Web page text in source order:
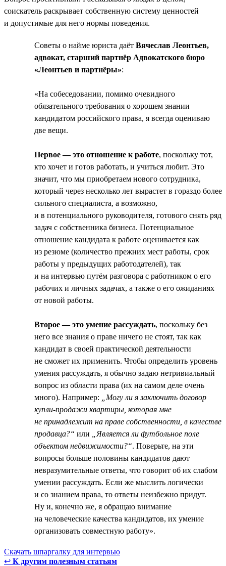
соискатель раскрывает собственную систему ценностей
и допустимые для него нормы поведения.
Советы о найме юриста даёт Вячеслав Леонтьев,
адвокат, старший партнёр Адвокатского бюро
«Леонтьев и партнёры»:
«На собеседовании, помимо очевидного
обязательного требования о хорошем знании
кандидатом российского права, я всегда оцениваю
две вещи.
Первое — это отношение к работе, поскольку тот,
кто хочет и готов работать, и учиться любит. Это
значит, что мы приобретаем нового сотрудника,
который через несколько лет вырастет в гораздо более
сильного специалиста, а возможно,
и в потенциального руководителя, готового снять ряд
задач с собственника бизнеса. Потенциальное
отношение кандидата к работе оценивается как
из резюме (количество прежних мест работы, срок
работы у предыдущих работодателей), так
и на интервью путём разговора с работником о его
рабочих и личных задачах, а также о его ожиданиях
от новой работы.
Второе — это умение рассуждать, поскольку без
него все знания о праве ничего не стоят, так как
кандидат в своей практической деятельности
не сможет их применить. Чтобы определить уровень
умения рассуждать, я обычно задаю нетривиальный
вопрос из области права (их на самом деле очень
много). Например:
„Могу ли я заключить договор
купли-продажи квартиры, которая мне
не принадлежит на праве собственности, в качестве
продавца?“ или
„Является ли футбольное поле
объектом недвижимости?“. Поверьте, на эти
вопросы больше половины кандидатов дают
невразумительные ответы, что говорит об их слабом
умении рассуждать. Если же мыслить логически
и со знанием права, то ответы неизбежно придут.
Ну и, конечно же, я обращаю внимание
на человеческие качества кандидатов, их умение
организовать совместную работу».
Скачать шпаргалку для интервью
↩ К другим полезным статьям